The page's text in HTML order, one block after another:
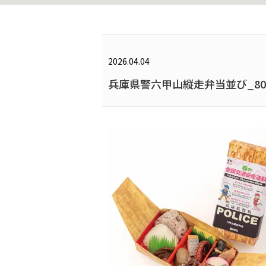
2026.04.04
兵庫県警六甲山縦走弁当並び